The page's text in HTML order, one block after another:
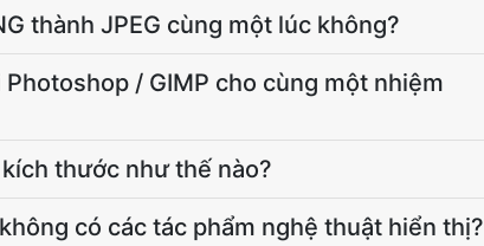
thành JPEG cùng một lúc không?
/ GIMP cho cùng một nhiệm
thước như thế nào?
có các tác phẩm nghệ thuật hiển thị?